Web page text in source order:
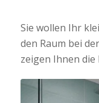
Sie wollen Ihr
den Raum bei
zeigen Ihnen